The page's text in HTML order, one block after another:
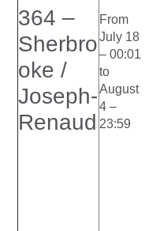
364 –
Sherbro
oke /
Joseph-
Renaud
From
July 18
– 00:01
to
August
4 –
23:59